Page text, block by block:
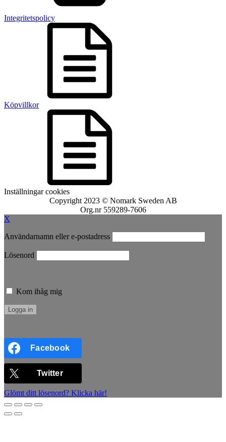
Integritetspolicy
Köpvillkor
Inställningar cookies
Copyright 2023 © Nomark Sweden AB
Org.nr 559289-7606
X
Användarnamn eller e-postadress
Lösenord
Kom ihåg mig
Facebook
Twitter
Glömt ditt lösenord? Klicka här!